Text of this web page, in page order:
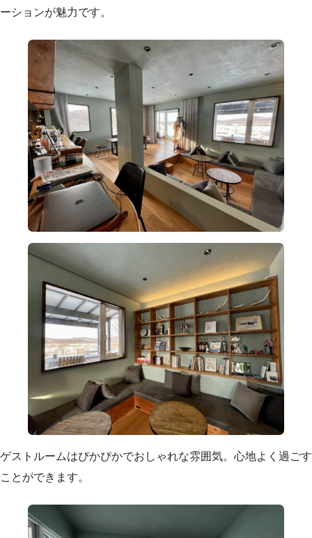
ーションが魅力です。
ゲストルームはぴかぴかでおしゃれな雰囲気。心地よく過ごす
ことができます。